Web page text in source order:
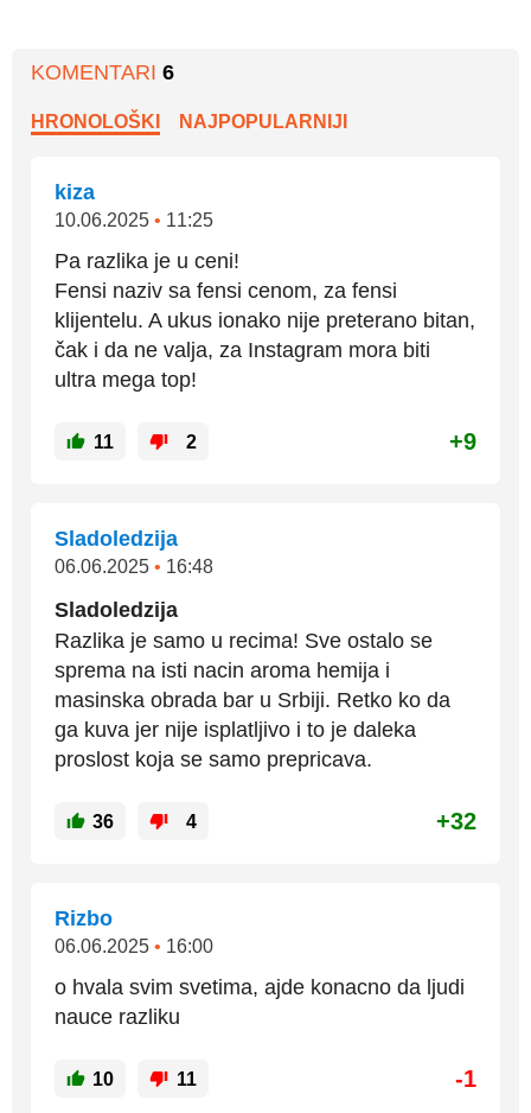
KOMENTARI 6
HRONOLOŠKI NAJPOPULARNIJI
kiza
10.06.2025 • 11:25
Pa razlika je u ceni!
Fensi naziv sa fensi cenom, za fensi
klijentelu. A ukus ionako nije preterano bitan,
čak i da ne valja, za Instagram mora biti
ultra mega top!
11 2 +9
Sladoledzija
06.06.2025 • 16:48
Sladoledzija
Razlika je samo u recima! Sve ostalo se
sprema na isti nacin aroma hemija i
masinska obrada bar u Srbiji. Retko ko da
ga kuva jer nije isplatljivo i to je daleka
proslost koja se samo prepricava.
36 4 +32
Rizbo
06.06.2025 • 16:00
o hvala svim svetima, ajde konacno da ljudi
nauce razliku
10 11 -1